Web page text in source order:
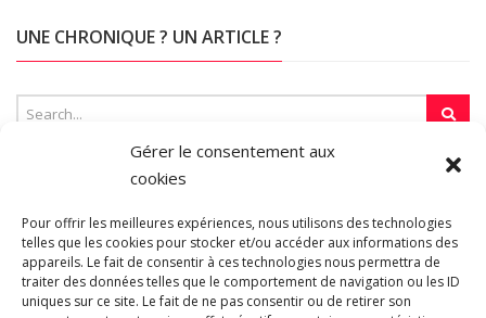
Gérer le consentement aux
cookies
Pour offrir les meilleures expériences, nous utilisons des technologies
telles que les cookies pour stocker et/ou accéder aux informations des
appareils. Le fait de consentir à ces technologies nous permettra de
traiter des données telles que le comportement de navigation ou les ID
uniques sur ce site. Le fait de ne pas consentir ou de retirer son
UNE CHRONIQUE ? UN ARTICLE ?
SUR LA TOILE…
Blogroll